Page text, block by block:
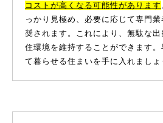
コストが高くなる可能性があります
っかり見極め、必要に応じて専門
奨されます。これにより、無駄な
住環境を維持することができます
て暮らせる住まいを手に入れましょ